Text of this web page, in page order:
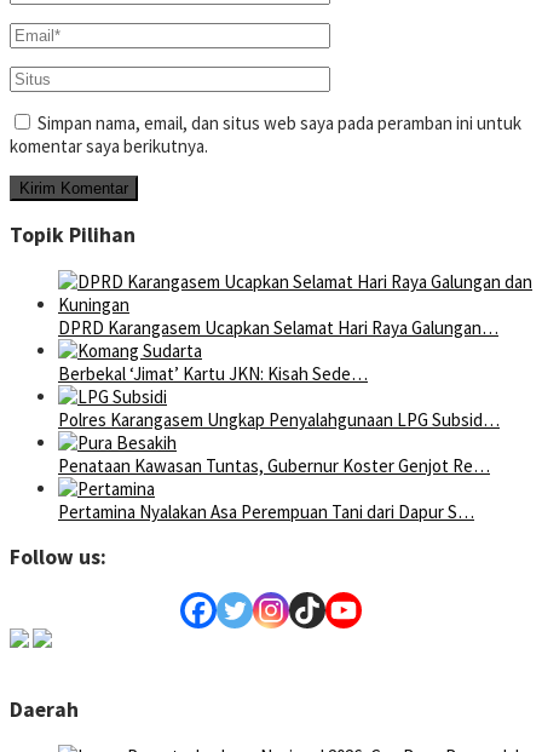
Simpan nama, email, dan situs web saya pada peramban ini untuk
komentar saya berikutnya.
Topik Pilihan
DPRD Karangasem Ucapkan Selamat Hari Raya Galungan…
Berbekal ‘Jimat’ Kartu JKN: Kisah Sede…
Polres Karangasem Ungkap Penyalahgunaan LPG Subsid…
Penataan Kawasan Tuntas, Gubernur Koster Genjot Re…
Pertamina Nyalakan Asa Perempuan Tani dari Dapur S…
Follow us:
Daerah